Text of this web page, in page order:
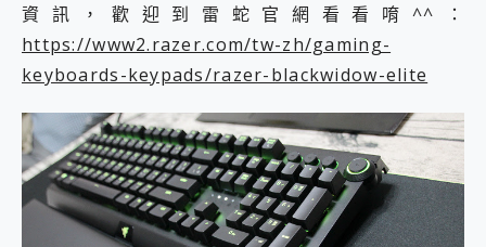
資訊，歡迎到雷蛇官網看看唷^^：
https://www2.razer.com/tw-zh/gaming-
keyboards-keypads/razer-blackwidow-elite